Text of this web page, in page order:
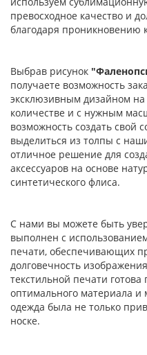
превосходное качество и
благодаря проникновению
Выбрав рисунок
получаете возможность
эксклюзивным дизайном
количестве и с нужным
возможность создать свой
выделиться из толпы с
отличное решение для
аксессуаров на основе
синтетического флиса.
С нами вы можете быть
выполнен с
печати, обеспечивающих
долговечность
текстильной печати
оптимального материала
одежда была не только
носке.